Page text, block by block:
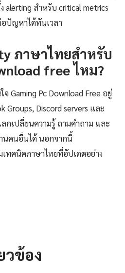
สำหรับ critical metrics
ปัญหาได้ทันเวลา
ภาษาไทยสำหรับ
free ไหม?
Gaming Pc Download Free อยู่
Discord servers และ
กเปลี่ยนความรู้ ถามคำถาม และ
นคนอื่นได้ นอกจากนี้
เทคนิคภาษาไทยที่อัปเดตอย่าง
วข้อง